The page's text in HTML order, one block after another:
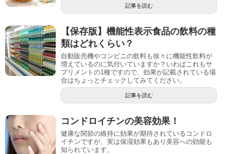
記事を読む
【保存版】機能性表示食品の飲料の種
類はどれくらい？
自動販売機やコンビニの飲料も徐々に機能性飲料が
増えているのに気付いていますか？いわばこれもサ
プリメントの1種ですので、効果が記載されている場
合はちょっとチェックしてみてください。
記事を読む
コンドロイチンの美容効果！
健康な関節の維持に効果が期待されているコンドロ
イチンですが、実は保湿効果もあり美容への効能も
知られています。